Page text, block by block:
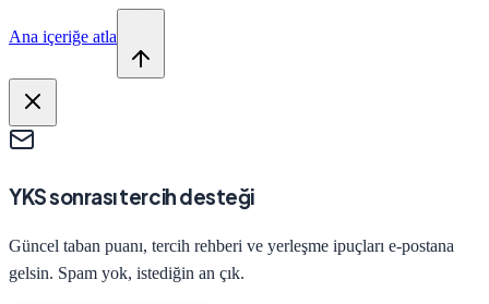
Ana içeriğe atla
YKS sonrası tercih desteği
Güncel taban puanı, tercih rehberi ve yerleşme ipuçları e-postana
gelsin. Spam yok, istediğin an çık.